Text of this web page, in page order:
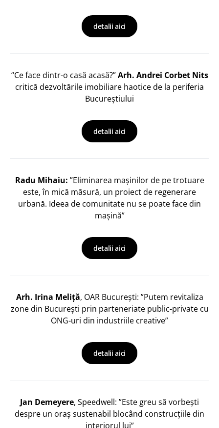
detalii aici
“Ce face dintr-o casă acasă?”Arh. Andrei Corbet Nits
critică dezvoltările imobiliare haotice de la periferia
Bucureștiului
detalii aici
Radu Mihaiu: ”Eliminarea maşinilor de pe trotuare
este, în mică măsură, un proiect de regenerare
urbană. Ideea de comunitate nu se poate face din
mașină”
detalii aici
Arh. Irina Meliță, OAR București: ”Putem revitaliza
zone din București prin parteneriate public-private cu
ONG-uri din industriile creative”
detalii aici
Jan Demeyere, Speedwell: ”Este greu să vorbești
despre un oraș sustenabil blocând construcțiile din
interiorul lui”